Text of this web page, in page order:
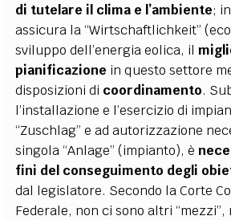
di tutelare il clima e l’ambiente;
assicura la “Wirtschaftlichkeit”
sviluppo dell’energia eolica, il
pianificazione in questo settore
disposizioni di coordinamento.
l’installazione e l’esercizio di
“Zuschlag” e ad autorizzazione
singola “Anlage” (impianto), è
fini del conseguimento degli
dal legislatore. Secondo la Corte
Federale, non ci sono altri “mezzi”,